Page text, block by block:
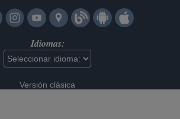
Idiomas:
Versión clásica